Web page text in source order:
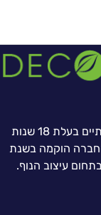
דקוריישן 2000 הינה חברה של צמחים מלאכותיים בעלת 18 שנות
החברה הוקמה בשנת